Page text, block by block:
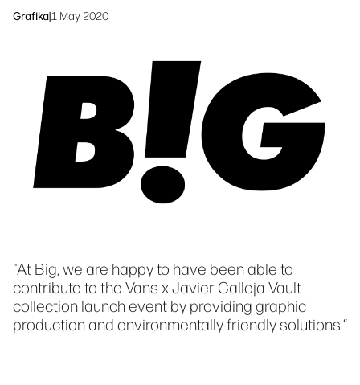
Grafika|1 May 2020
"At Big, we are happy to have been able to
contribute to the Vans x Javier Calleja Vault
collection launch event by providing graphic
production and environmentally friendly solutions.“